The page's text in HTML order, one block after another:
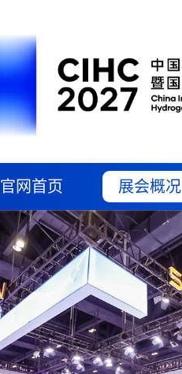
官网首页 展会概况